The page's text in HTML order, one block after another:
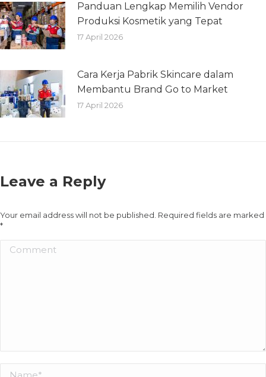
Panduan Lengkap Memilih Vendor
Produksi Kosmetik yang Tepat
17 April 2026
Cara Kerja Pabrik Skincare dalam
Membantu Brand Go to Market
17 April 2026
Leave a Reply
Your email address will not be published. Required fields are marked
*
Comment
Name *